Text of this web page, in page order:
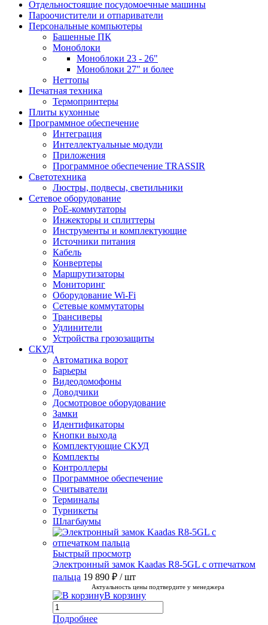
Отдельностоящие посудомоечные машины
Пароочистители и отпариватели
Персональные компьютеры
Башенные ПК
Моноблоки
Моноблоки 23 - 26"
Моноблоки 27" и более
Неттопы
Печатная техника
Термопринтеры
Плиты кухонные
Программное обеспечение
Интеграция
Интеллектуальные модули
Приложения
Программное обеспечение TRASSIR
Светотехника
Люстры, подвесы, светильники
Сетевое оборудование
PoE-коммутаторы
Инжекторы и сплиттеры
Инструменты и комплектующие
Источники питания
Кабель
Конвертеры
Маршрутизаторы
Мониторинг
Оборудование Wi-Fi
Сетевые коммутаторы
Трансиверы
Удлинители
Устройства грозозащиты
СКУД
Автоматика ворот
Барьеры
Видеодомофоны
Доводчики
Досмотровое оборудование
Замки
Идентификаторы
Кнопки выхода
Комплектующие СКУД
Комплекты
Контроллеры
Программное обеспечение
Считыватели
Терминалы
Турникеты
Шлагбаумы
Быстрый просмотр
Электронный замок Kaadas R8-5GL с отпечатком
пальца 19 890 ₽ / шт
Актуальность цены подтвердите у менеджера
В корзину
Подробнее